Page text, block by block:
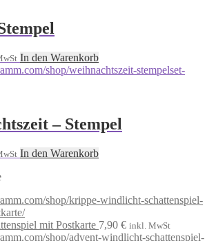
In den Warenkorb
– Stempel
In den Warenkorb
mit Postkarte 7,90 € inkl. MwSt